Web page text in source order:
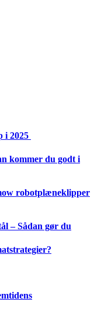
i 2025
kommer du godt i
robotplæneklipper
– Sådan gør du